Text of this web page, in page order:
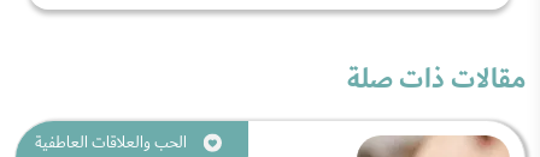
مقالات ذات صلة
الحب والعلاقات العاطفية